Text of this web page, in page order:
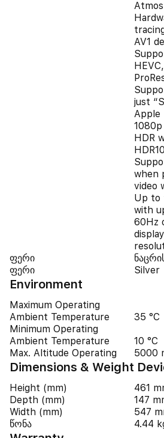
Atmos
AV1
just
Apple
HDR
when
video
Up to
with
60Hz
ფერი
ფერი
Silver
Environment
Maximum Operating
Ambient Temperature
35 °C
Minimum Operating
Ambient Temperature
10 °C
Max. Altitude Operating
5000
Dimensions & Weight
Height (mm)
461
Depth (mm)
147
Width (mm)
547
წონა
4.44